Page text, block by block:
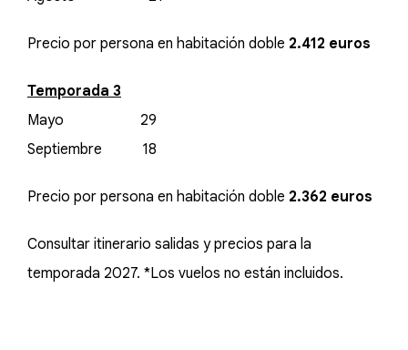
Precio por persona en habitación doble 2.412 euros
Temporada 3
Mayo 29
Septiembre 18
Precio por persona en habitación doble 2.362 euros
Consultar itinerario salidas y precios para la
temporada 2027. *Los vuelos no están incluidos.